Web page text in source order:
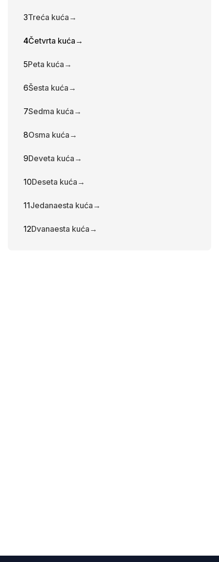
3Treća kuća →
4Četvrta kuća →
5Peta kuća →
6Šesta kuća →
7Sedma kuća →
8Osma kuća →
9Deveta kuća →
10Deseta kuća →
11Jedanaesta kuća →
12Dvanaesta kuća →